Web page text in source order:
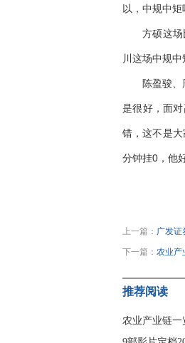
以，中规中
方硕这
川这场中规
陈盈骏
是很好，面
错，这不是
分钟挂0，他
上一篇： 广发证
下一篇： 农业产
推荐阅读
农业产业链一